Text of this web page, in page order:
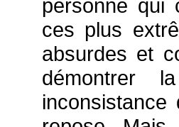
personne qui
ces plus
absurdes et
démontrer